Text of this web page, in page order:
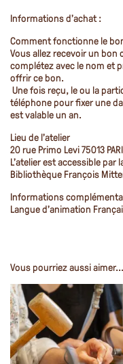
Informations d’achat :
Comment fonctionne le
Vous allez recevoir un
complétez avec le nom et
offrir ce bon.
Une fois reçu, le ou la
téléphone pour fixer une
est valable un an.
Lieu de l’atelier
20 rue Primo Levi 75013
L’atelier est accessible par
Bibliothèque François
Informations
Langue d’animation
Vous pourriez aussi aimer...